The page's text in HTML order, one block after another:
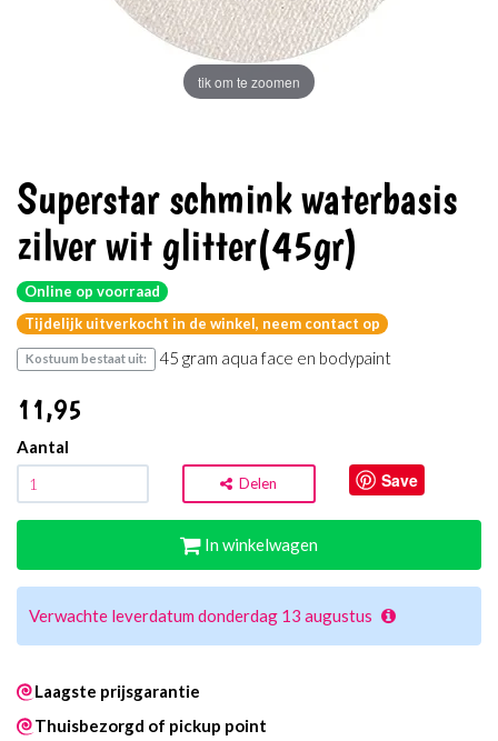
tik om te zoomen
Superstar schmink waterbasis
zilver wit glitter(45gr)
Online op voorraad
Tijdelijk uitverkocht in de winkel, neem contact op
Kostuum bestaat uit: 45 gram aqua face en bodypaint
11,95
Aantal
Delen Save
In winkelwagen
Verwachte leverdatum donderdag 13 augustus
Laagste prijsgarantie
Thuisbezorgd of pickup point